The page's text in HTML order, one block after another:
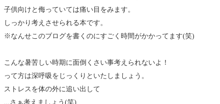
子供向けと侮っていては痛い目をみます。
しっかり考えさせられる本です。
※なんせこのブログを書くのにすごく時間がかかってます(笑)
こんな暑苦しい時期に面倒くさい事考えられないよ！
って方は深呼吸をじっくりといたしましょう。
ストレスを体の外に追い出して
...さぁ考えましょう(笑)